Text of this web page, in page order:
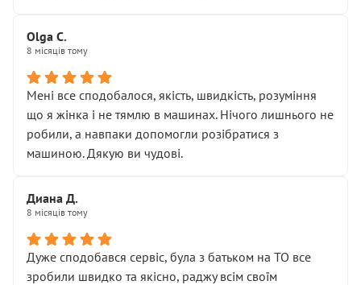
Стосовно комунікації - все добре
Olga С.
8 місяців тому
Мені все сподобалося, якість, швидкість, розуміння
що я жінка і не тямлю в машинах. Нічого лишнього не
робили, а навпаки допомогли розібратися з
машиною. Дякую ви чудові.
Диана Д.
8 місяців тому
Дуже сподобався сервіс, була з батьком на ТО все
зробили швидко та якісно, раджу всім своїм